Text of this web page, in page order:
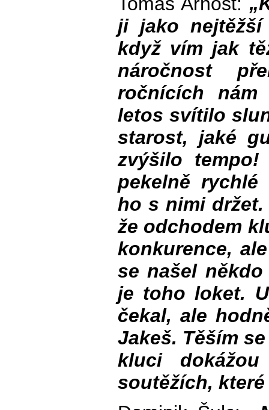
ji jako
když vím jak
náročnost
ročnících
letos svítilo
starost, jaké
zvýšilo
pekelně
ho s nimi držet.
že odchodem
konkurence,
se našel
je toho loket.
čekal, ale
Jakeš. Těším
kluci
soutěžích, které